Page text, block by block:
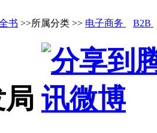
书 >>所属分类 >> 电子商务 B2B